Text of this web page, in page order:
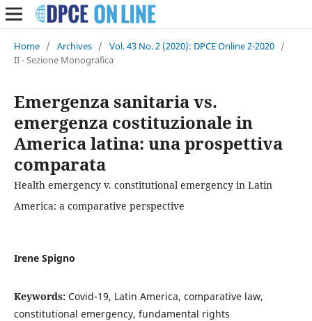
Home / Archives / Vol. 43 No. 2 (2020): DPCE Online 2-2020 /
II - Sezione Monografica
Emergenza sanitaria vs.
emergenza costituzionale in
America latina: una prospettiva
comparata
Health emergency v. constitutional emergency in Latin
America: a comparative perspective
Irene Spigno
Keywords: Covid-19, Latin America, comparative law,
constitutional emergency, fundamental rights